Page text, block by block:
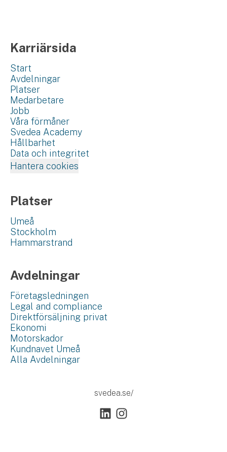
Karriärsida
Start
Avdelningar
Platser
Medarbetare
Jobb
Våra förmåner
Svedea Academy
Hållbarhet
Data och integritet
Hantera cookies
Platser
Umeå
Stockholm
Hammarstrand
Avdelningar
Företagsledningen
Legal and compliance
Direktförsäljning privat
Ekonomi
Motorskador
Kundnavet Umeå
Alla Avdelningar
svedea.se/